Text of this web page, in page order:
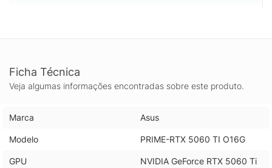
Ficha Técnica
Veja algumas informações encontradas sobre este produto.
Marca Asus
Modelo PRIME-RTX 5060 TI O16G
GPU NVIDIA GeForce RTX 5060 Ti